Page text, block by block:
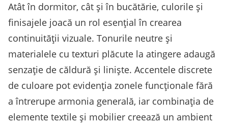
Atât în dormitor, cât și în bucătărie, culorile și
finisajele joacă un rol esențial în crearea
continuității vizuale. Tonurile neutre și
materialele cu texturi plăcute la atingere adaugă
senzație de căldură și liniște. Accentele discrete
de culoare pot evidenția zonele funcționale fără
a întrerupe armonia generală, iar combinația de
elemente textile și mobilier creează un ambient